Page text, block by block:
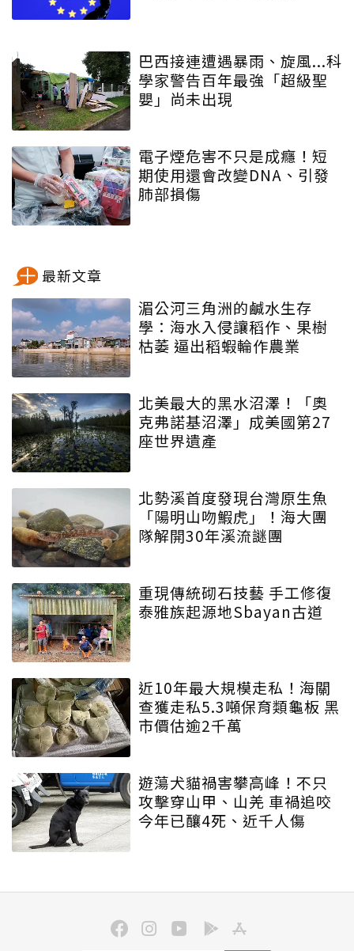
巴西接連遭遇暴雨、旋風...科
學家警告百年最強「超級聖
嬰」尚未出現
電子煙危害不只是成癮！短
期使用還會改變DNA、引發
肺部損傷
最新文章
湄公河三角洲的鹹水生存
學：海水入侵讓稻作、果樹
枯萎 逼出稻蝦輪作農業
北美最大的黑水沼澤！「奧
克弗諾基沼澤」成美國第27
座世界遺產
北勢溪首度發現台灣原生魚
「陽明山吻鰕虎」！海大團
隊解開30年溪流謎團
重現傳統砌石技藝 手工修復
泰雅族起源地Sbayan古道
近10年最大規模走私！海關
查獲走私5.3噸保育類龜板 黑
市價估逾2千萬
遊蕩犬貓禍害攀高峰！不只
攻擊穿山甲、山羌 車禍追咬
今年已釀4死、近千人傷